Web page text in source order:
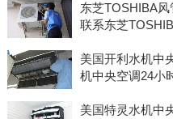
东芝TOSHIBA
联系东芝
美国开利水机中
机中央空调24小
美国特灵水机中